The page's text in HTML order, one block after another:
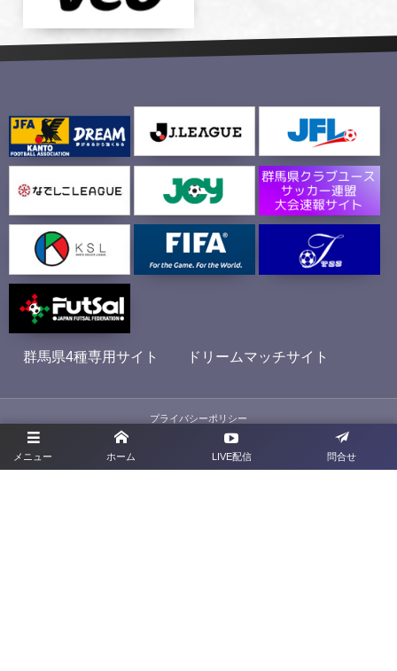
メニュー ホーム LIVE配信 問合せ
群馬県4種専用サイト ドリームマッチサイト
プライバシーポリシー
利用規約